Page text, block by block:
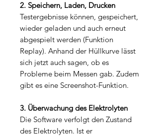
2. Speichern, Laden, Drucken
Testergebnisse können, gespeichert,
wieder geladen und auch erneut
abgespielt werden (Funktion
Replay). Anhand der Hüllkurve lässt
sich jetzt auch sagen, ob es
Probleme beim Messen gab. Zudem
gibt es eine Screenshot-Funktion.
3. Überwachung des Elektrolyten
Die Software verfolgt den Zustand
des Elektrolyten. Ist er